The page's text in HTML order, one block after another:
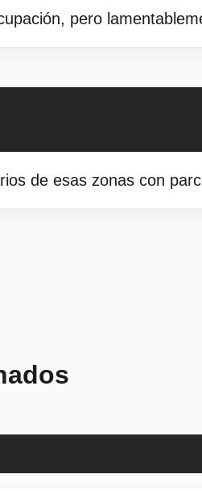
pero
de esas zonas con